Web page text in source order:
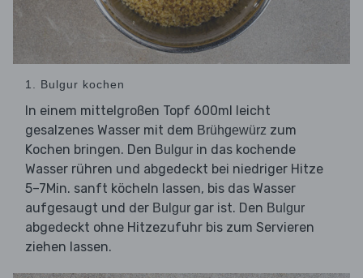
1. Bulgur kochen
In einem mittelgroßen Topf 600ml leicht
gesalzenes Wasser mit dem Brühgewürz zum
Kochen bringen. Den Bulgur in das kochende
Wasser rühren und abgedeckt bei niedriger Hitze
5–7Min. sanft köcheln lassen, bis das Wasser
aufgesaugt und der Bulgur gar ist. Den Bulgur
abgedeckt ohne Hitzezufuhr bis zum Servieren
ziehen lassen.